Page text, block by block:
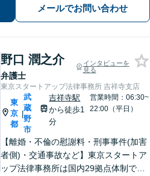
続対策まで実績多数【医療機関】労務
等、平時の対応から医療過誤などの有
メールでお問い合わせ
野口 潤之介
弁護士
インタビューを
見る
東京スタートアップ法律事務所 吉祥寺支店
東
京
都
|
武
蔵
野
市
吉祥寺駅
から徒歩1
分
営業時間：06:30~
22:00（平日）
【離婚・不倫の慰謝料・刑事事件(加害
者側)・交通事故など】東京スタートア
ップ法律事務所は国内29拠点体制で全